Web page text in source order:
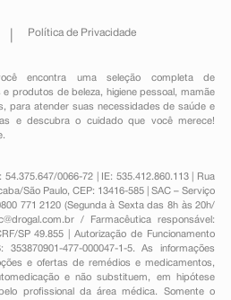
Política de Privacidade
encontra uma seleção completa de
e produtos de beleza, higiene pessoal ,mamãe
para atender suas necessidades de saúde e
e descubra o cuidado que você merece!
54.375.647/0066-72 | IE: 535.412.860.113 | Rua
São Paulo, CEP: 13416-585 | SAC – Serviço
771 2120 (Segunda à Sexta das 8h às 20h/
/ Farmacêutica responsável:
SP 49.855 | Autorização de Funcionamento
477-000047-1-5. As informações
e ofertas de remédios e medicamentos,
e não substituem, em hipótese
profissional da área médica. Somente o